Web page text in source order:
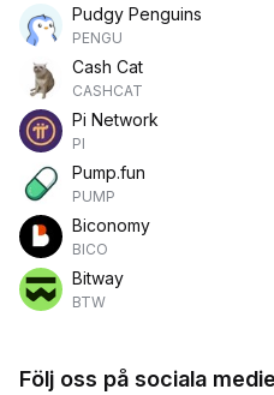
Pudgy Penguins
PENGU
Cash Cat
CASHCAT
Pi Network
PI
Pump.fun
PUMP
Biconomy
BICO
Bitway
BTW
Följ oss på sociala